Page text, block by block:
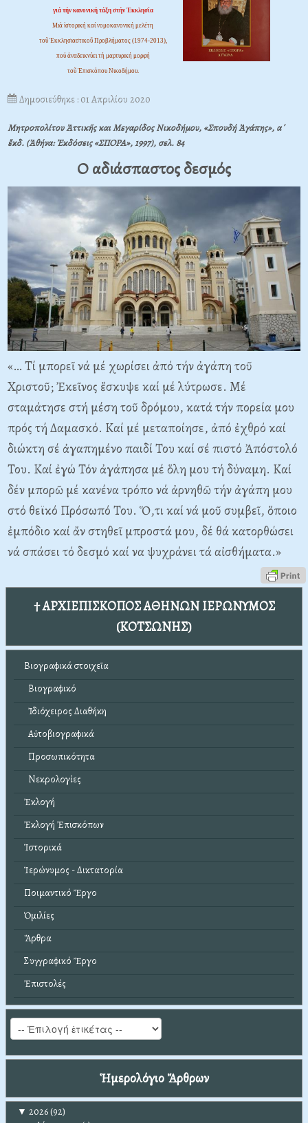
γιά τήν κανονική τάξη στήν Ἐκκλησία
Μιά ἱστορική καί νομοκανονική μελέτη
τοῦ Ἐκκλησιαστικοῦ Προβλήματος (1974-2013),
πού ἀναδεικνύει τή μαρτυρική μορφή
τοῦ Ἐπισκόπου Νικοδήμου.
Δημοσιεύθηκε : 01 Απριλίου 2020
Μητροπολίτου Ἀττικῆς και Μεγαρίδος Νικοδήμου, «Σπουδή Ἀγάπης», α΄
ἔκδ. (Ἀθήνα: Ἐκδόσεις «ΣΠΟΡΑ», 1997), σελ. 84
Ο αδιάσπαστος δεσμός
«… Τί μπορεῖ νά μέ χωρίσει ἀπό τήν ἀγάπη τοῦ
Χριστοῦ; Ἐκεῖνος ἔσκυψε καί μέ λύτρωσε. Μέ
σταμάτησε στή μέση τοῦ δρόμου, κατά τήν πορεία μου
πρός τή Δαμασκό. Καί μέ μεταποίησε, ἀπό ἐχθρό καί
διώκτη σέ ἀγαπημένο παιδί Του καί σέ πιστό Ἀπόστολό
Του. Καί ἐγώ Τόν ἀγάπησα μέ ὅλη μου τή δύναμη. Καί
δέν μπορῶ μέ κανένα τρόπο νά ἀρνηθῶ τήν ἀγάπη μου
στό θεϊκό Πρόσωπό Του. Ὅ,τι καί νά μοῦ συμβεῖ, ὅποιο
ἐμπόδιο καί ἄν στηθεῖ μπροστά μου, δέ θά κατορθώσει
νά σπάσει τό δεσμό καί να ψυχράνει τά αἰσθήματα.»
† ΑΡΧΙΕΠΙΣΚΟΠΟΣ ΑΘΗΝΩΝ ΙΕΡΩΝΥΜΟΣ
(ΚΟΤΣΩΝΗΣ)
Βιογραφικά στοιχεῖα
Βιογραφικό
Ἰδιόχειρος Διαθήκη
Αὐτοβιογραφικά
Προσωπικότητα
Νεκρολογίες
Ἐκλογή
Ἐκλογή Ἐπισκόπων
Ἱστορικά
Ἱερώνυμος - Δικτατορία
Ποιμαντικό Ἔργο
Ὁμιλίες
Ἄρθρα
Συγγραφικό Ἔργο
Ἐπιστολές
Ἡμερολόγιο Ἄρθρων
▼ 2026(92)